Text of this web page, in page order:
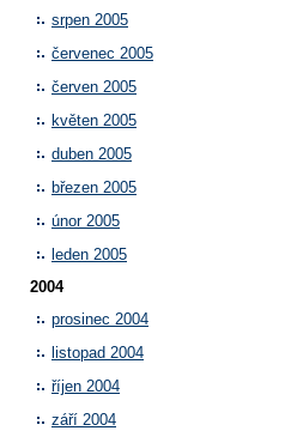
srpen 2005
červenec 2005
červen 2005
květen 2005
duben 2005
březen 2005
únor 2005
leden 2005
2004
prosinec 2004
listopad 2004
říjen 2004
září 2004